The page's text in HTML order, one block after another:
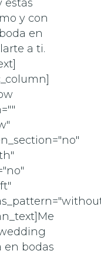
estás
y con
en
a ti.
en bodas